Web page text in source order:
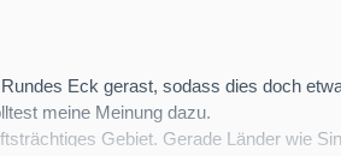
Eck gerast, sodass dies doch
meine Meinung dazu.
Gebiet. Gerade Länder wie